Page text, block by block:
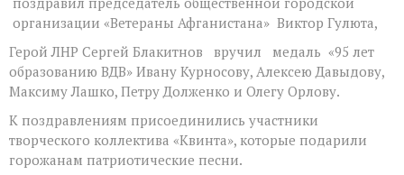
организации «Ветераны Афганистана» Виктор Гулюта,
Герой ЛНР Сергей Блакитнов вручил медаль «95 лет
образованию ВДВ» Ивану Курносову, Алексею Давыдову,
Максиму Лашко, Петру Долженко и Олегу Орлову.
К поздравлениям присоединились участники
творческого коллектива «Квинта», которые подарили
горожанам патриотические песни.